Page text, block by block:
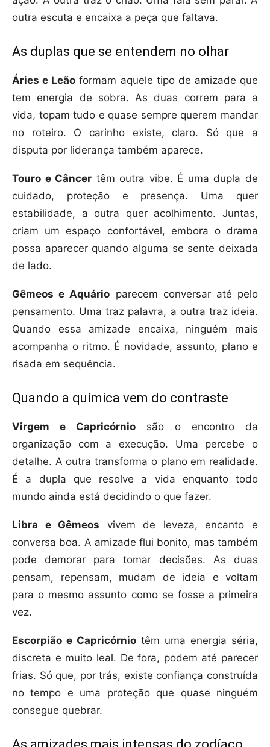
outra escuta e encaixa a peça que faltava.
As duplas que se entendem no olhar
Áries e Leão formam aquele tipo de amizade que
tem energia de sobra. As duas correm para a
vida, topam tudo e quase sempre querem mandar
no roteiro. O carinho existe, claro. Só que a
disputa por liderança também aparece.
Touro e Câncer têm outra vibe. É uma dupla de
cuidado, proteção e presença. Uma quer
estabilidade, a outra quer acolhimento. Juntas,
criam um espaço confortável, embora o drama
possa aparecer quando alguma se sente deixada
de lado.
Gêmeos e Aquário parecem conversar até pelo
pensamento. Uma traz palavra, a outra traz ideia.
Quando essa amizade encaixa, ninguém mais
acompanha o ritmo. É novidade, assunto, plano e
risada em sequência.
Quando a química vem do contraste
Virgem e Capricórnio são o encontro da
organização com a execução. Uma percebe o
detalhe. A outra transforma o plano em realidade.
É a dupla que resolve a vida enquanto todo
mundo ainda está decidindo o que fazer.
Libra e Gêmeos vivem de leveza, encanto e
conversa boa. A amizade flui bonito, mas também
pode demorar para tomar decisões. As duas
pensam, repensam, mudam de ideia e voltam
para o mesmo assunto como se fosse a primeira
vez.
Escorpião e Capricórnio têm uma energia séria,
discreta e muito leal. De fora, podem até parecer
frias. Só que, por trás, existe confiança construída
no tempo e uma proteção que quase ninguém
consegue quebrar.